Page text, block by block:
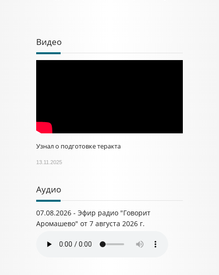
Видео
Узнал о подготовке теракта
13.11.2025
Аудио
07.08.2026 - Эфир радио "Говорит
Аромашево" от 7 августа 2026 г.